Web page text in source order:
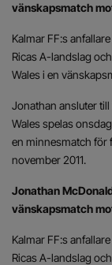
vänskapsmatch
Kalmar FF:s
Ricas A-landslag
Wales i en
Jonathan ansluter
Wales spelas
en minnesmatch för
november 2011.
Jonathan
vänskapsmatch
Kalmar FF:s
Ricas A-landslag